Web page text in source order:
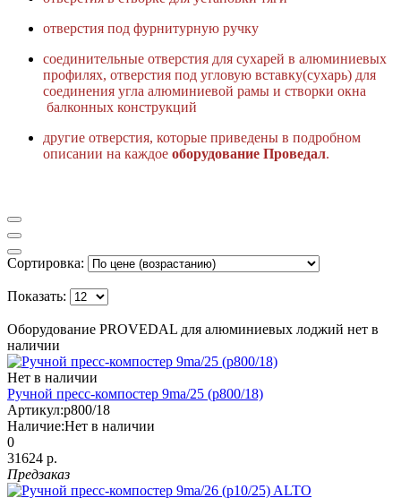
отверстия под фурнитурную ручку
соединительные отверстия для сухарей в алюминиевых
профилях, отверстия под угловую вставку(сухарь) для
соединения угла алюминиевой рамы и створки окна
балконных конструкций
другие отверстия, которые приведены в подробном
описании на каждое оборудование Проведал.
Сортировка:
Показать:
Оборудование PROVEDAL для алюминиевых лоджий нет в
наличии
Нет в наличии
Ручной пресс-компостер 9ma/25 (p800/18)
Артикул:p800/18
Наличие:Нет в наличии
0
31624 р.
Предзаказ